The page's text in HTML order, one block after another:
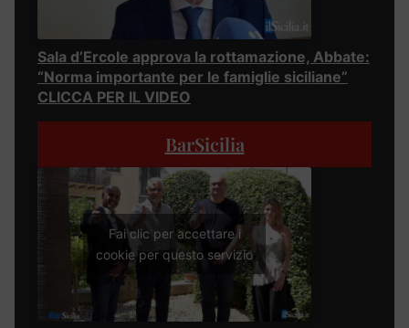
Sala d’Ercole approva la rottamazione, Abbate:
“Norma importante per le famiglie siciliane”
CLICCA PER IL VIDEO
BarSicilia
Fai clic per accettare i
cookie per questo servizio